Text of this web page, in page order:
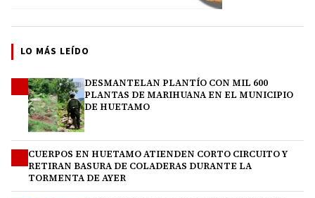
LO MÁS LEÍDO
DESMANTELAN PLANTÍO CON MIL 600
PLANTAS DE MARIHUANA EN EL MUNICIPIO
DE HUETAMO
CUERPOS EN HUETAMO ATIENDEN CORTO CIRCUITO Y
RETIRAN BASURA DE COLADERAS DURANTE LA
TORMENTA DE AYER